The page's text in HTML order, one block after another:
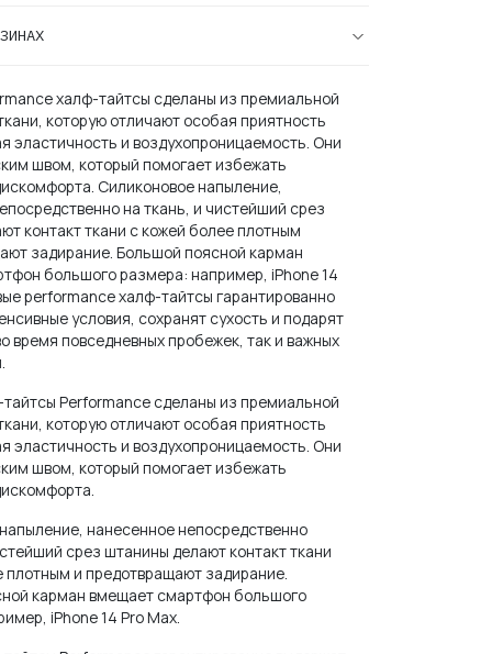
халф-тайтсы сделаны из премиальной
которую отличают особая приятность
эластичность и воздухопроницаемость. Они
швом, который помогает избежать
Силиконовое напыление,
на ткань, и чистейший срез
контакт ткани с кожей более плотным
задирание. Большой поясной карман
большого размера: например, iPhone 14
performance халф-тайтсы гарантированно
условия, сохранят сухость и подарят
время повседневных пробежек, так и важных
Performance сделаны из премиальной
которую отличают особая приятность
эластичность и воздухопроницаемость. Они
швом, который помогает избежать
нанесенное непосредственно
срез штанины делают контакт ткани
плотным и предотвращают задирание.
карман вмещает смартфон большого
iPhone 14 Pro Max.